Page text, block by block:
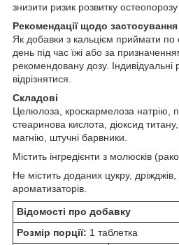
знизити ризик розвитку
Рекомендації щодо застосування
Як добавки з кальцієм приймати по
день під час їжі або за
рекомендовану дозу. Індивідуальні
відрізнятися.
Складові
Целюлоза, кроскармелоза натрію,
стеаринова кислота, діоксид
магнію, штучні барвники.
Містить інгредієнти з молюсків
Не містить доданих цукру,
ароматизаторів.
Відомості про добавку
Розмір порції: 1 таблетка